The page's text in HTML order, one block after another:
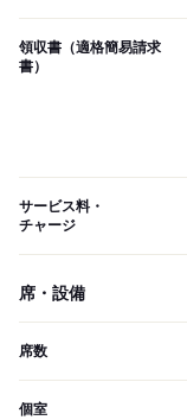
領収書（適格簡易請求
書）
サービス料・
チャージ
席・設備
席数
個室